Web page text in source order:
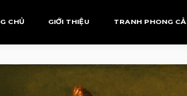
CHỦ GIỚI THIỆU TRANH PHONG